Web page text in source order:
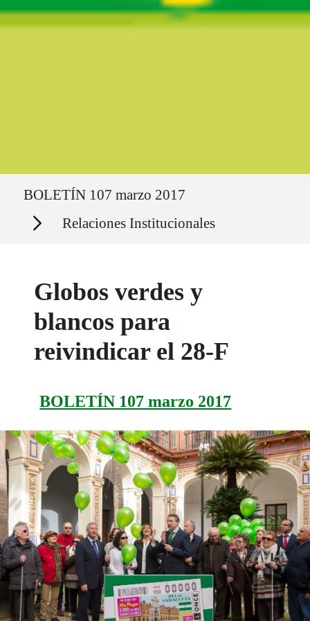
BOLETÍN 107 marzo 2017
Secciones Relaciones Institucionales
Globos verdes y
blancos para
reivindicar el 28-F
BOLETÍN 107 marzo 2017